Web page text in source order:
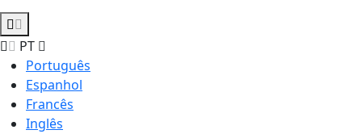
PT
Português
Espanhol
Francês
Inglês